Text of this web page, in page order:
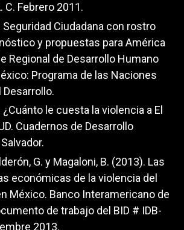
C. Febrero 2011.
Seguridad Ciudadana con rostro
y propuestas para América
Regional de Desarrollo Humano
Programa de las Naciones
Desarrollo.
¿Cuánto le cuesta la violencia a El
Cuadernos de Desarrollo
G. y Magaloni, B. (2013). Las
económicas de la violencia del
México. Banco Interamericano de
de trabajo del BID # IDB-
2013.